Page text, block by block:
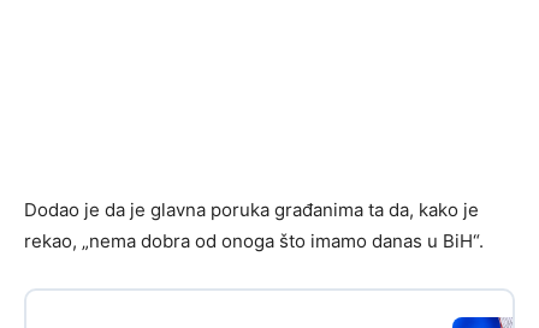
Dodao je da je glavna poruka građanima ta da, kako je
rekao, „nema dobra od onoga što imamo danas u BiH“.